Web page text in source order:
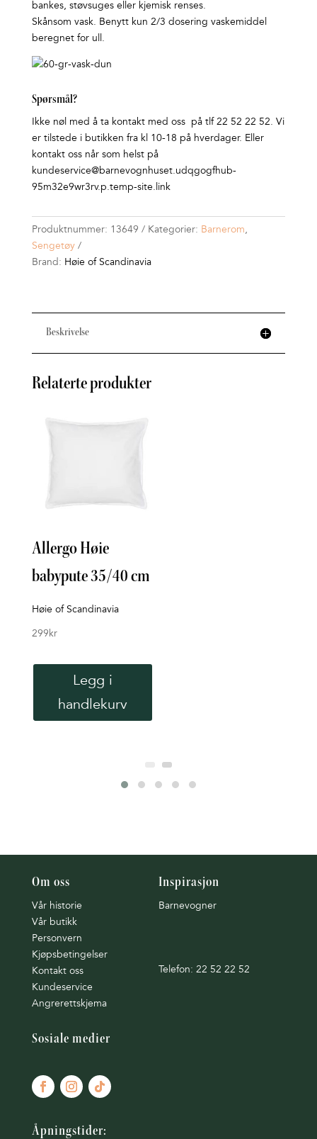
bankes, støvsuges eller kjemisk renses.
Skånsom vask. Benytt kun 2/3 dosering vaskemiddel
beregnet for ull.
Spørsmål?
Ikke nøl med å ta kontakt med oss på tlf 22 52 22 52. Vi
er tilstede i butikken fra kl 10-18 på hverdager. Eller
kontakt oss når som helst på
kundeservice@barnevognhuset.udqgogfhub-
95m32e9wr3rv.p.temp-site.link
Produktnummer: 13649 Kategorier: Barnerom,
Sengetøy
Brand: Høie of Scandinavia
Beskrivelse
Relaterte produkter
Allergo Høie
babypute 35/40 cm
Høie of Scandinavia
299kr
Legg i
handlekurv
Om oss
Vår historie
Vår butikk
Personvern
Kjøpsbetingelser
Kontakt oss
Kundeservice
Angrerettskjema
Inspirasjon
Barnevogner
Telefon: 22 52 22 52
Sosiale medier
Åpningstider: